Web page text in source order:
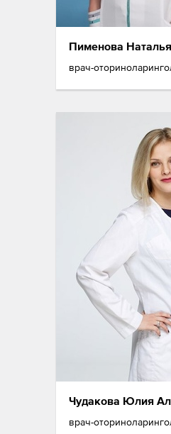
Пименова
врач-
Чудакова Юлия
врач-